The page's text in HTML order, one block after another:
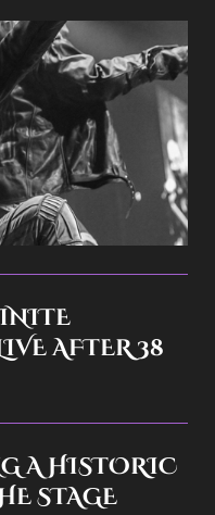
AFTER 38
A HISTORIC
STAGE